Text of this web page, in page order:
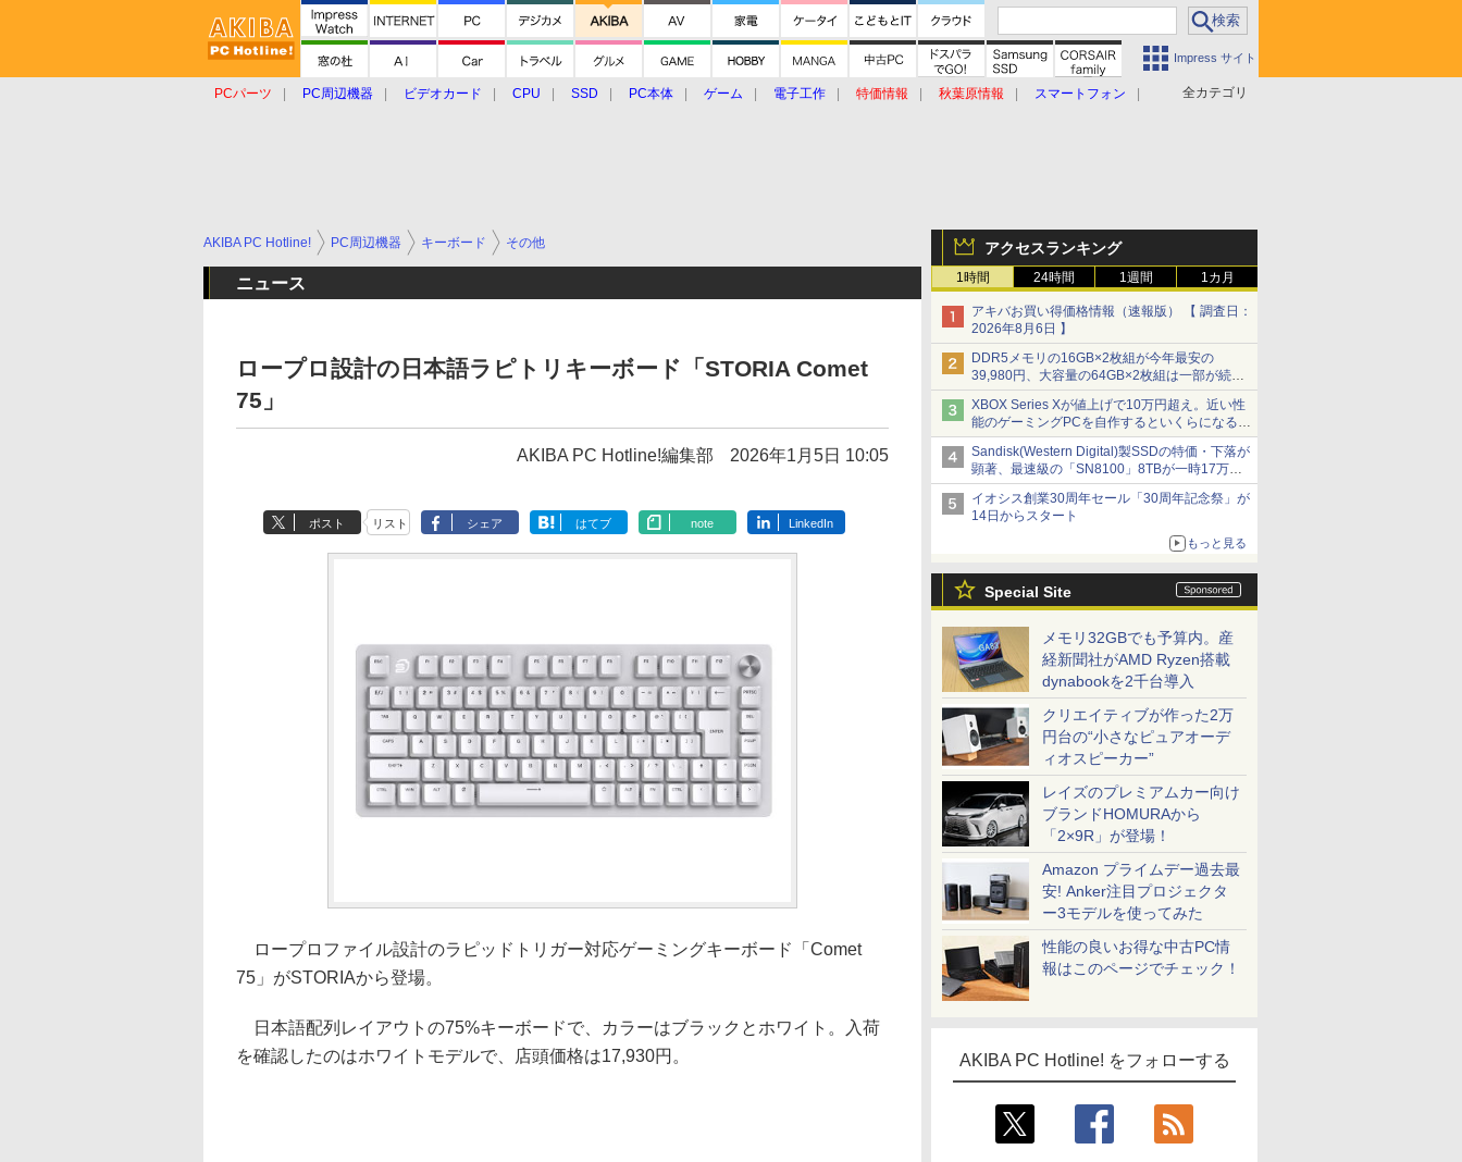
Impress サイト
全カテゴリ
PCパーツ PC周辺機器 ビデオカード CPU SSD PC本体 ゲーム 電子工作 特価情報 秋葉原情報
スマートフォン
アクセスランキング
1時間 24時間 1週間 1カ月
アキバお買い得価格情報（速報版） 【 調査日：
2026年8月6日 】
DDR5メモリの16GB×2枚組が今年最安の
39,980円、大容量の64GB×2枚組は一部が続騰
[8月前半のメモリ価格]
XBOX Series Xが値上げで10万円超え。近い性
能のゲーミングPCを自作するといくらになる？
【石田賀津男の『酒の肴にPCゲーム』】
Sandisk(Western Digital)製SSDの特価・下落が
顕著、最速級の「SN8100」8TBが一時17万円
割れ [8月前半のSSD価格]
イオシス創業30周年セール「30周年記念祭」が
14日からスタート
もっと見る
Special Site
メモリ32GBでも予算内。産
経新聞社がAMD Ryzen搭載
dynabookを2千台導入
クリエイティブが作った2万
円台の“小さなピュアオーデ
ィオスピーカー”
レイズのプレミアムカー向け
ブランドHOMURAから
「2×9R」が登場！
Amazon プライムデー過去最
安! Anker注目プロジェクタ
ー3モデルを使ってみた
性能の良いお得な中古PC情
報はこのページでチェック！
AKIBA PC Hotline! をフォローする
AKIBA PC Hotline! PC周辺機器 キーボード その他
ニュース
ロープロ設計の日本語ラピトリキーボード「STORIA Comet
75」
AKIBA PC Hotline!編集部 2026年1月5日 10:05
ポスト リスト シェア はてブ note LinkedIn
ロープロファイル設計のラピッドトリガー対応ゲーミングキーボード「Comet
75」がSTORIAから登場。
日本語配列レイアウトの75%キーボードで、カラーはブラックとホワイト。入荷
を確認したのはホワイトモデルで、店頭価格は17,930円。